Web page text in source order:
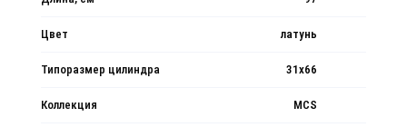
Цвет латунь
Типоразмер цилиндра 31x66
Коллекция MCS